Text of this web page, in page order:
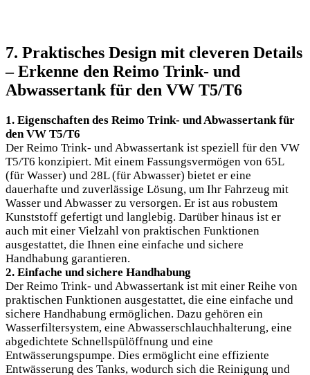
7. Praktisches Design mit cleveren Details
– Erkenne den Reimo Trink- und
Abwassertank für den VW T5/T6
1. Eigenschaften des Reimo Trink- und Abwassertank für
den VW T5/T6
Der Reimo Trink- und Abwassertank ist speziell für den VW
T5/T6 konzipiert. Mit einem Fassungsvermögen von 65L
(für Wasser) und 28L (für Abwasser) bietet er eine
dauerhafte und zuverlässige Lösung, um Ihr Fahrzeug mit
Wasser und Abwasser zu versorgen. Er ist aus robustem
Kunststoff gefertigt und langlebig. Darüber hinaus ist er
auch mit einer Vielzahl von praktischen Funktionen
ausgestattet, die Ihnen eine einfache und sichere
Handhabung garantieren.
2. Einfache und sichere Handhabung
Der Reimo Trink- und Abwassertank ist mit einer Reihe von
praktischen Funktionen ausgestattet, die eine einfache und
sichere Handhabung ermöglichen. Dazu gehören ein
Wasserfiltersystem, eine Abwasserschlauchhalterung, eine
abgedichtete Schnellspülöffnung und eine
Entwässerungspumpe. Dies ermöglicht eine effiziente
Entwässerung des Tanks, wodurch sich die Reinigung und